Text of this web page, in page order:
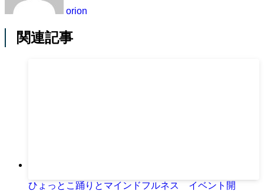
orion
関連記事
ひょっとこ踊りとマインドフルネス イベント開